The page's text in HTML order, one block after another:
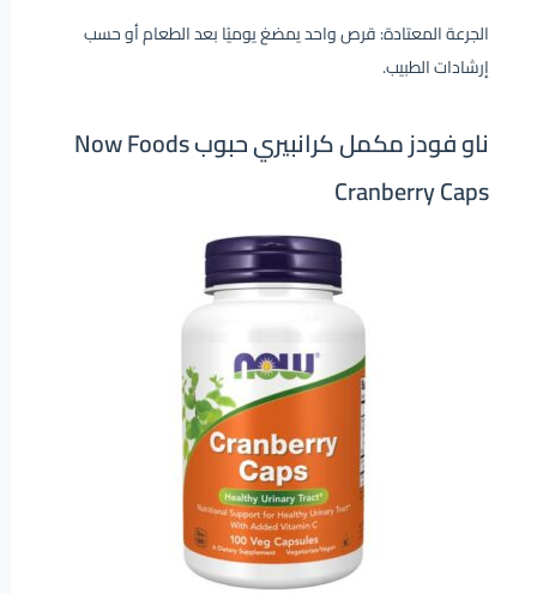
الجرعة المعتادة: قرص واحد يمضغ يوميًا بعد الطعام أو حسب
إرشادات الطبيب.
ناو فودز مكمل كرانبيري حبوب Now Foods
Cranberry Caps